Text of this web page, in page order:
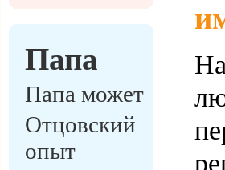
Папа
Папа может
Отцовский
опыт